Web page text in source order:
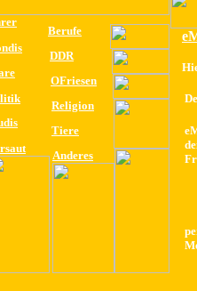
Berufe
DDR
OFriesen
Religion
Tiere
Anderes